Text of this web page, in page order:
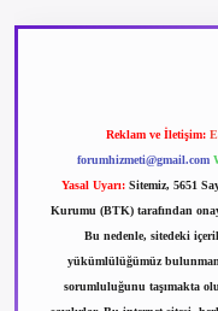
Reklam ve İletişim:
forumhizmeti@gmail.com
Yasal Uyarı: Sitemiz, 5651
Kurumu (BTK) tarafından
Bu nedenle, sitedeki
yükümlülüğümüz
sorumluluğunu taşımakta